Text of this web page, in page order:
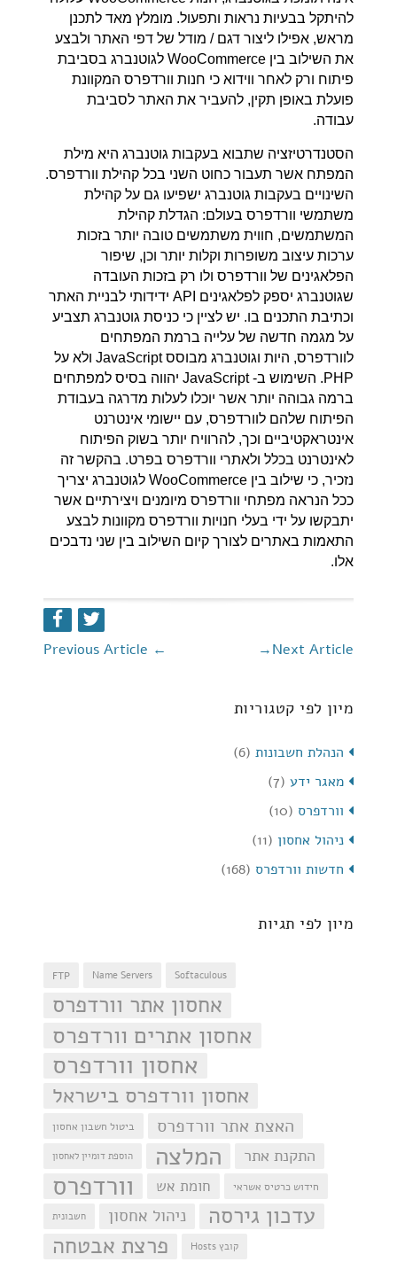
להיתקל בבעיות נראות ותפעול. מומלץ מאד לתכנן
מראש, אפילו ליצור דגם / מודל של דפי האתר ולבצע
את השילוב בין WooCommerce לגוטנברג בסביבת
פיתוח ורק לאחר ווידוא כי חנות וורדפרס המקוונת
פועלת באופן תקין, להעביר את האתר לסביבת
עבודה.
הסטנדרטיזציה שתבוא בעקבות גוטנברג היא מילת
המפתח אשר תעבור כחוט השני בכל קהילת וורדפרס.
השינויים בעקבות גוטנברג ישפיעו גם על קהילת
משתמשי וורדפרס בעולם: הגדלת קהילת
המשתמשים, חווית משתמשים טובה יותר בזכות
ערכות עיצוב משופרות וקלות יותר וכן, שיפור
הפלאגינים של וורדפרס ולו רק בזכות העובדה
שגוטנברג יספק לפלאגינים API ידידותי לבניית האתר
וכתיבת התכנים בו. יש לציין כי כניסת גוטנברג תצביע
על מגמה חדשה של עלייה ברמת המפתחים
לוורדפרס, היות וגוטנברג מבוסס JavaScript ולא על
PHP. השימוש ב- JavaScript יהווה בסיס למפתחים
ברמה גבוהה יותר אשר יוכלו לעלות מדרגה בעבודת
הפיתוח שלהם לוורדפרס, עם יישומי אינטרנט
אינטראקטיביים וכך, להרוויח יותר בשוק הפיתוח
לאינטרנט בכלל ולאתרי וורדפרס בפרט. בהקשר זה
נזכיר, כי שילוב בין WooCommerce לגוטנברג יצריך
ככל הנראה מפתחי וורדפרס מיומנים ויצירתיים אשר
יתבקשו על ידי בעלי חנויות וורדפרס מקוונות לבצע
התאמות באתרים לצורך קיום השילוב בין שני נדבכים
אלו.
← Next Article
→
מיון לפי קטגוריות
הנהלת חשבונות (6)
מאגר ידע (7)
וורדפרס (10)
ניהול אחסון (11)
חדשות וורדפרס (168)
מיון לפי תגיות
FTP Name Servers Softaculous
אחסון אתר וורדפרס
אחסון אתרים וורדפרס
אחסון וורדפרס
אחסון וורדפרס בישראל
ביטול חשבון אחסון האצת אתר וורדפרס
הוספת דומיין לאחסון המלצה התקנת אתר
וורדפרס חומת אש חידוש כרטיס אשראי
חשבונית ניהול אחסון
עדכון גירסה
פרצת אבטחה
קובץ Hosts